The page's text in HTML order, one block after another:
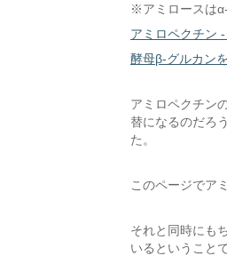
※アミロースは
アミロペクチン
酵母β-グルカン
アミロペクチン
替になるのだろ
た。
このページでア
それと同時にも
いるということ